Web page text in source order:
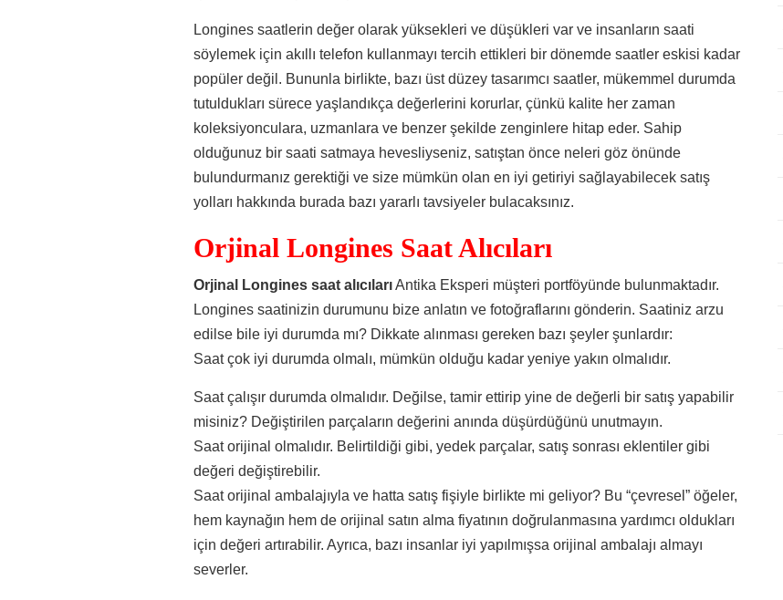
Longines saatlerin değer olarak yüksekleri ve düşükleri var ve insanların saati
söylemek için akıllı telefon kullanmayı tercih ettikleri bir dönemde saatler eskisi kadar
popüler değil. Bununla birlikte, bazı üst düzey tasarımcı saatler, mükemmel durumda
tutuldukları sürece yaşlandıkça değerlerini korurlar, çünkü kalite her zaman
koleksiyonculara, uzmanlara ve benzer şekilde zenginlere hitap eder. Sahip
olduğunuz bir saati satmaya hevesliyseniz, satıştan önce neleri göz önünde
bulundurmanız gerektiği ve size mümkün olan en iyi getiriyi sağlayabilecek satış
yolları hakkında burada bazı yararlı tavsiyeler bulacaksınız.
Orjinal Longines Saat Alıcıları
Orjinal Longines saat alıcılarıAntika Eksperi müşteri portföyünde bulunmaktadır.
Longines saatinizin durumunu bize anlatın ve fotoğraflarını gönderin. Saatiniz arzu
edilse bile iyi durumda mı? Dikkate alınması gereken bazı şeyler şunlardır:
Saat çok iyi durumda olmalı, mümkün olduğu kadar yeniye yakın olmalıdır.
Saat çalışır durumda olmalıdır. Değilse, tamir ettirip yine de değerli bir satış yapabilir
misiniz? Değiştirilen parçaların değerini anında düşürdüğünü unutmayın.
Saat orijinal olmalıdır. Belirtildiği gibi, yedek parçalar, satış sonrası eklentiler gibi
değeri değiştirebilir.
Saat orijinal ambalajıyla ve hatta satış fişiyle birlikte mi geliyor? Bu “çevresel” öğeler,
hem kaynağın hem de orijinal satın alma fiyatının doğrulanmasına yardımcı oldukları
için değeri artırabilir. Ayrıca, bazı insanlar iyi yapılmışsa orijinal ambalajı almayı
severler.